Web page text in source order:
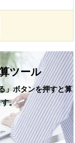
ツール
」ボタンを押すと算
。